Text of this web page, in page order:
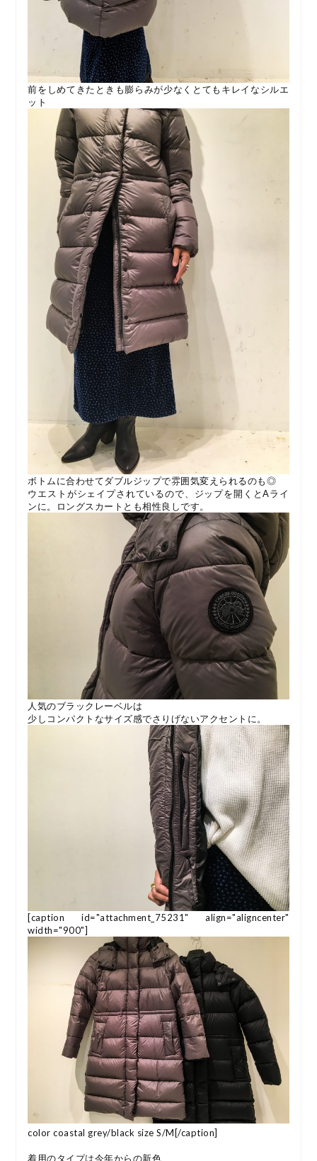
前をしめてきたときも膨らみが少なくとてもキレイなシルエ
ット
ボトムに合わせてダブルジップで雰囲気変えられるのも◎
ウエストがシェイプされているので、ジップを開くとAライ
ンに。ロングスカートとも相性良しです。
人気のブラックレーベルは
少しコンパクトなサイズ感でさりげないアクセントに。
[caption id="attachment_75231" align="aligncenter"
width="900"]
color coastal grey/black size S/M[/caption]
着用のタイプは今年からの新色